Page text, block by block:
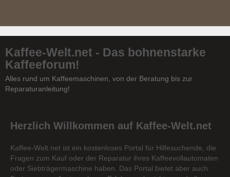
Kaffee-Welt.net - Das bohnenstarke
Kaffeeforum!
Alles rund um Kaffeemaschinen, von der Beratung bis zur
Reparaturanleitung!
Herzlich Willkommen auf Kaffee-Welt.net
Kaffee-Welt.net ist ein kostenloses Portal für Hilfesuchende, die
Fragen zum Kauf oder der Reparatur ihres Kaffeevollautomaten
oder Siebträgermaschine haben. Das Portal bietet aber auch